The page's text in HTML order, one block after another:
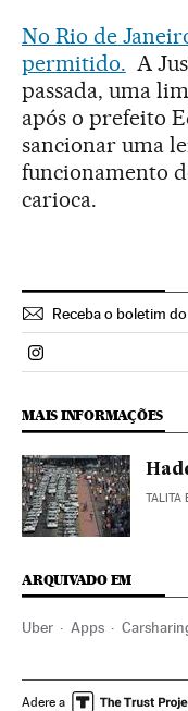
No Rio de
permitido. A
passada, uma
após o prefeito
sancionar uma
funcionamento
carioca.
Receba o boletim
Politica El País
MAIS INFORMAÇÕES
TALITA
ARQUIVADO EM
Uber Apps
Transporte sustentável
Adere a